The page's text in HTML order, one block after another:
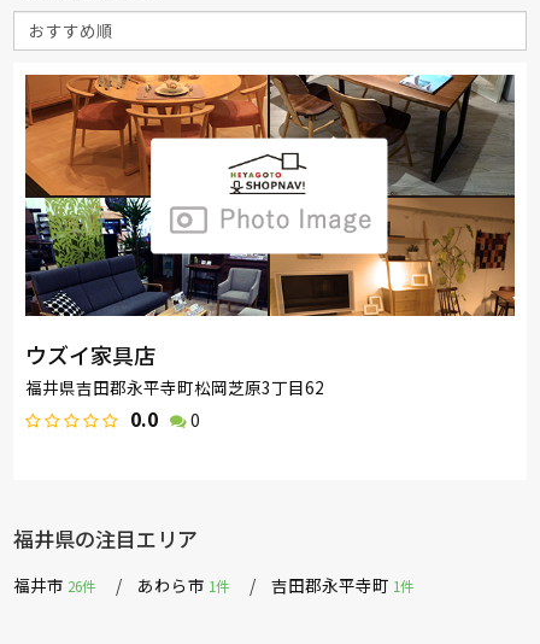
ウズイ家具店
福井県吉田郡永平寺町松岡芝原3丁目62
0.0 0
福井県の注目エリア
福井市 26件 あわら市 1件 吉田郡永平寺町 1件